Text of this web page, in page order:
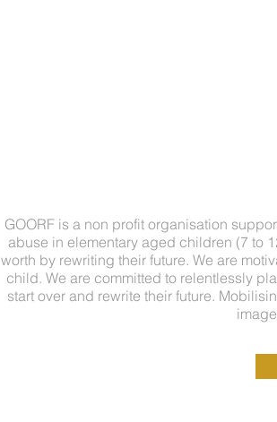
GOORF
GOORF is a non profit organisation​
abuse in elementary aged children (7 to
worth by rewriting their future. We are
child. We are committed to relentlessly
start over and rewrite their future.